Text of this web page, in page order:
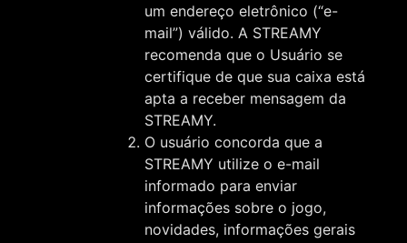
um endereço eletrônico (“e-
mail”) válido. A STREAMY
recomenda que o Usuário se
certifique de que sua caixa está
apta a receber mensagem da
STREAMY.
O usuário concorda que a
STREAMY utilize o e-mail
informado para enviar
informações sobre o jogo,
novidades, informações gerais